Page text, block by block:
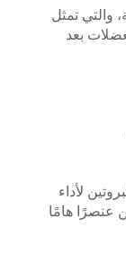
والتي تمثل
بعد
لأداء
عنصرًا هامًا